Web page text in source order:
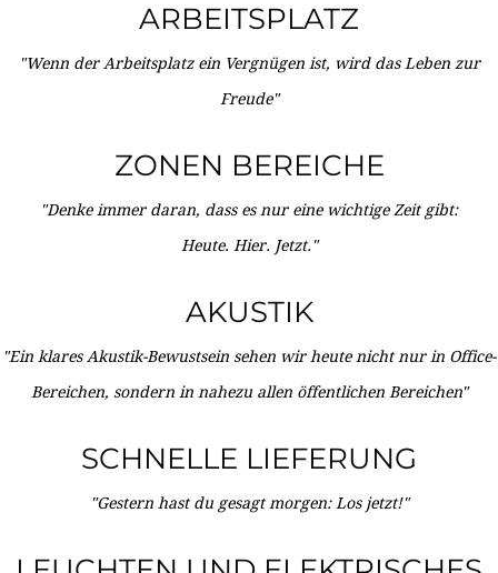
ARBEITSPLATZ
"Wenn der Arbeitsplatz ein Vergnügen ist, wird das Leben zur
Freude"
ZONEN BEREICHE
"Denke immer daran, dass es nur eine wichtige Zeit gibt:
Heute. Hier. Jetzt."
AKUSTIK
"Ein klares Akustik-Bewustsein sehen wir heute nicht nur in Office-
Bereichen, sondern in nahezu allen öffentlichen Bereichen"
SCHNELLE LIEFERUNG
"Gestern hast du gesagt morgen: Los jetzt!"